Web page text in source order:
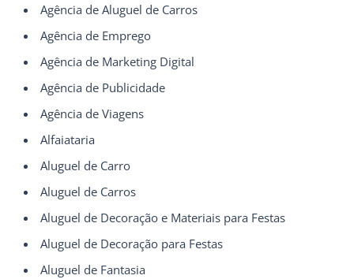
Agência de Aluguel de Carros
Agência de Emprego
Agência de Marketing Digital
Agência de Publicidade
Agência de Viagens
Alfaiataria
Aluguel de Carro
Aluguel de Carros
Aluguel de Decoração e Materiais para Festas
Aluguel de Decoração para Festas
Aluguel de Fantasia